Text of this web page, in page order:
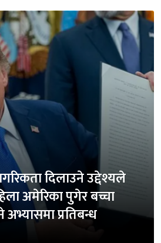
दिलाउने उद्देश्यले
अमेरिका पुगेर बच्चा
अभ्यासमा प्रतिबन्ध